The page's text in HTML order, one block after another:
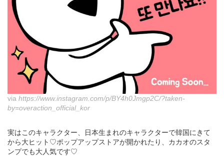
via https://www.instagram.com/p/BY4h0Jmgp2C/?taken-
by=overaction_official_kor
実はこのキャラクター、日本生まれのキャラクターで韓国にきて
から大ヒット♡ポップアップストアが開かれたり、カカオのスタ
ンプでも大人気です♡